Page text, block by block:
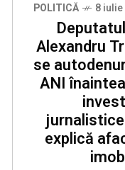
POLITICĂ 8
Alexandru
se
ANI
explică